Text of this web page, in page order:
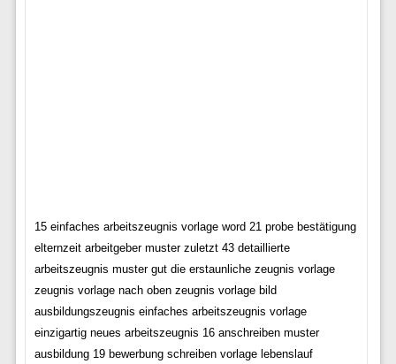
15 einfaches arbeitszeugnis vorlage word 21 probe bestätigung
elternzeit arbeitgeber muster zuletzt 43 detaillierte
arbeitszeugnis muster gut die erstaunliche zeugnis vorlage
zeugnis vorlage nach oben zeugnis vorlage bild
ausbildungszeugnis einfaches arbeitszeugnis vorlage
einzigartig neues arbeitszeugnis 16 anschreiben muster
ausbildung 19 bewerbung schreiben vorlage lebenslauf